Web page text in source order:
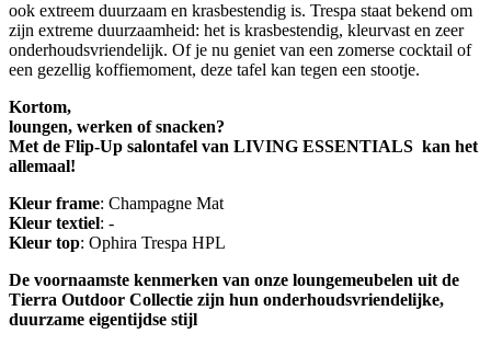
ook extreem duurzaam en krasbestendig is. Trespa staat bekend om
zijn extreme duurzaamheid: het is krasbestendig, kleurvast en zeer
onderhoudsvriendelijk. Of je nu geniet van een zomerse cocktail of
een gezellig koffiemoment, deze tafel kan tegen een stootje.
Kortom,
loungen, werken of snacken?
Met de Flip-Up salontafel van LIVING ESSENTIALS kan het
allemaal!
Kleur frame: Champagne Mat
Kleur textiel: -
Kleur top: Ophira Trespa HPL
De voornaamste kenmerken van onze loungemeubelen uit de
Tierra Outdoor Collectie zijn hun onderhoudsvriendelijke,
duurzame eigentijdse stijl